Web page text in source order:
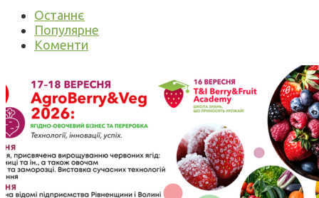
Останнє
Популярне
Коменти